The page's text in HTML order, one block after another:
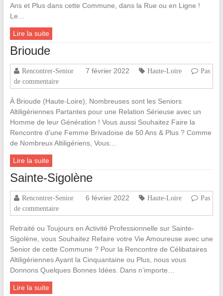
Ans et Plus dans cette Commune, dans la Rue ou en Ligne !
Le…
Lire la suite
Brioude
Rencontrer-Senior 7 février 2022 Haute-Loire
Pas
de commentaire
À Brioude (Haute-Loire), Nombreuses sont les Seniors
Altiligériennes Partantes pour une Relation Sérieuse avec un
Homme de leur Génération ! Vous aussi Souhaitez Faire la
Rencontre d’une Femme Brivadoise de 50 Ans & Plus ? Comme
de Nombreux Altiligériens, Vous…
Lire la suite
Sainte-Sigolène
Rencontrer-Senior 6 février 2022 Haute-Loire
Pas
de commentaire
Retraité ou Toujours en Activité Professionnelle sur Sainte-
Sigolène, vous Souhaitez Refaire votre Vie Amoureuse avec une
Senior de cette Commune ? Pour la Rencontre de Célibataires
Altiligériennes Ayant la Cinquantaine ou Plus, nous vous
Donnons Quelques Bonnes Idées. Dans n’importe…
Lire la suite